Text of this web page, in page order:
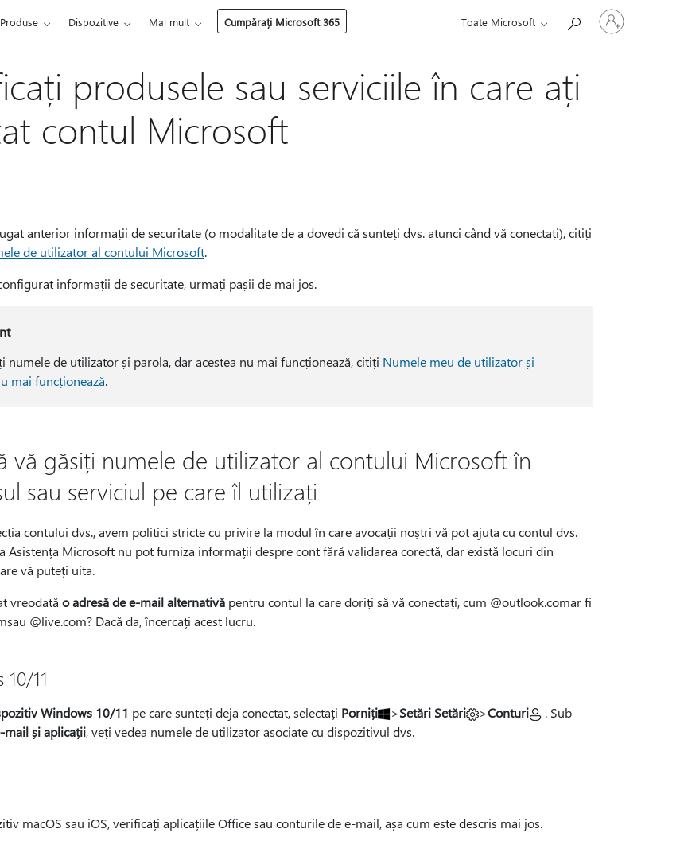
Produse Dispozitive Mai mult Cumpărați Microsoft 365 Toate Microsoft
Conectați-
vă
produsele sau serviciile în care ați
contul Microsoft
anterior informații de securitate (o modalitate de a dovedi că sunteți dvs. atunci când vă conectați), citiți
de utilizator al contului Microsoft.
informații de securitate, urmați pașii de mai jos.
numele de utilizator și parola, dar acestea nu mai funcționează, citiți Numele meu de utilizator și
mai funcționează.
vă găsiți numele de utilizator al contului Microsoft în
sau serviciul pe care îl utilizați
contului dvs., avem politici stricte cu privire la modul în care avocații noștri vă pot ajuta cu contul dvs.
Asistența Microsoft nu pot furniza informații despre cont fără validarea corectă, dar există locuri din
vă puteți uita.
vreodată o adresă de e-mail alternativă pentru contul la care doriți să vă conectați, cum @outlook.comar fi
@live.com? Dacă da, încercați acest lucru.
11
Windows 10/11 pe care sunteți deja conectat, selectați Porniți >Setări Setări >Conturi
. Sub
mail și aplicații, veți vedea numele de utilizator asociate cu dispozitivul dvs.
macOS sau iOS, verificați aplicațiile Office sau conturile de e-mail, așa cum este descris mai jos.